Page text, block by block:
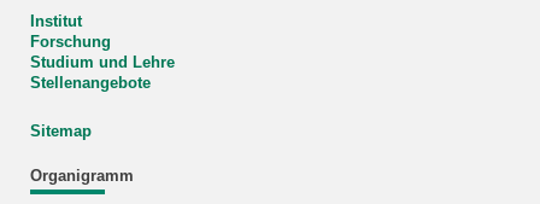
Institut
Forschung
Studium und Lehre
Stellenangebote
Sitemap
Organigramm